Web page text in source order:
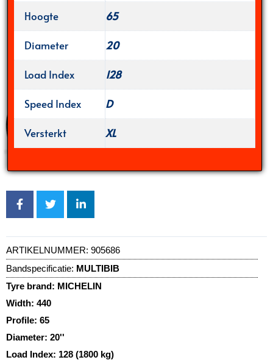
Hoogte
65
Diameter
20
Load Index
128
Speed Index
D
Versterkt
XL
ARTIKELNUMMER: 905686
Bandspecificatie: MULTIBIB
Tyre brand: MICHELIN
Width: 440
Profile: 65
Diameter: 20''
Load Index: 128 (1800 kg)